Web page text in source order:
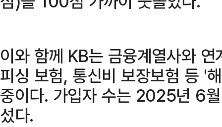
이와 함께 KB는 금융계열사와
피싱 보험, 통신비 보장보험 등 '
중이다. 가입자 수는 2025년 6
섰다.